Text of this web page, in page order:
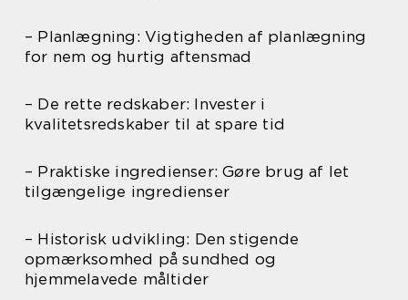
– Planlægning: Vigtigheden af planlægning
for nem og hurtig aftensmad
– De rette redskaber: Invester i
kvalitetsredskaber til at spare tid
– Praktiske ingredienser: Gøre brug af let
tilgængelige ingredienser
– Historisk udvikling: Den stigende
opmærksomhed på sundhed og
hjemmelavede måltider